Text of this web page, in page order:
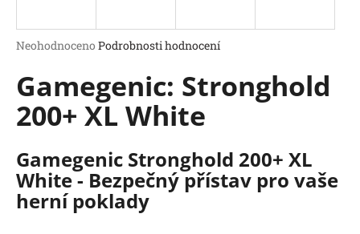
Průměrné
produktu
je
0,0
z
hvězdiček.
Neohodnoceno Podrobnosti hodnocení
Gamegenic: Stronghold
200+ XL White
Gamegenic Stronghold 200+ XL
White - Bezpečný přístav pro vaše
herní poklady
j
t
?
HLEDAT
D